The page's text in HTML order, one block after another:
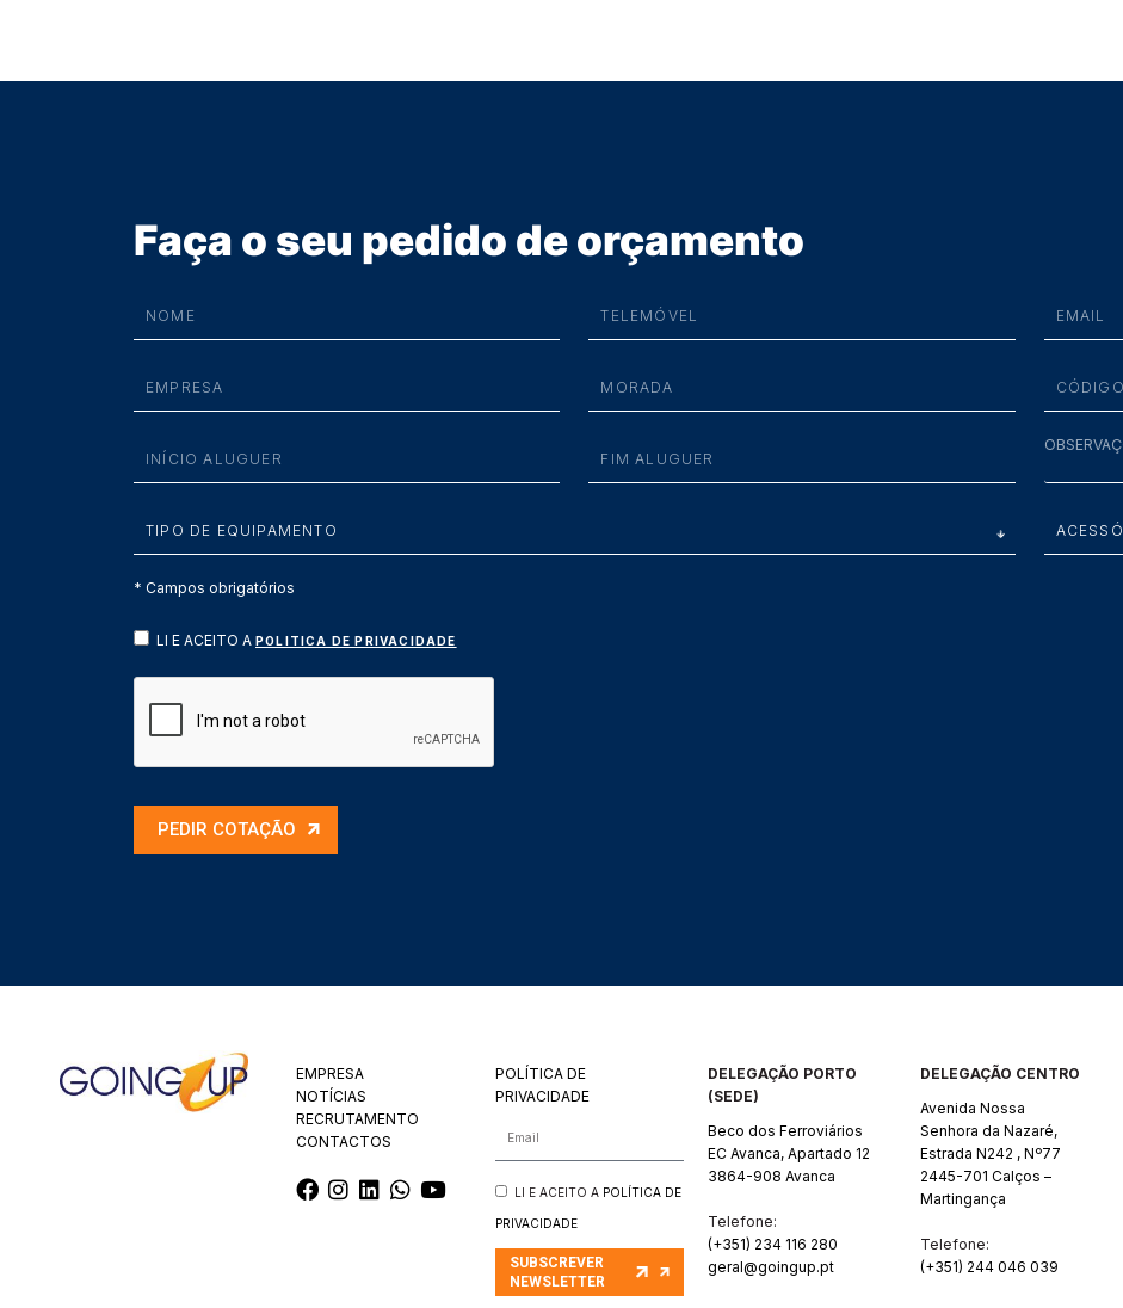
Faça o seu pedido de orçamento
* Campos obrigatórios
LI E ACEITO A POLITICA DE PRIVACIDADE
PEDIR COTAÇÃO
EMPRESA
NOTÍCIAS
RECRUTAMENTO
CONTACTOS
POLÍTICA DE
PRIVACIDADE
LI E ACEITO A POLÍTICA DE
PRIVACIDADE
SUBSCREVER
NEWSLETTER
DELEGAÇÃO PORTO
(SEDE)
Beco dos Ferroviários
EC Avanca, Apartado 12
3864-908 Avanca
Telefone:
(+351) 234 116 280
geral@goingup.pt
DELEGAÇÃO CENTRO
Avenida Nossa
Senhora da Nazaré,
Estrada N242 , Nº77
2445-701 Calços –
Martingança
Telefone:
(+351) 244 046 039